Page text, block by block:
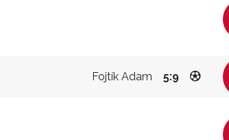
Fojtík Adam 5:9